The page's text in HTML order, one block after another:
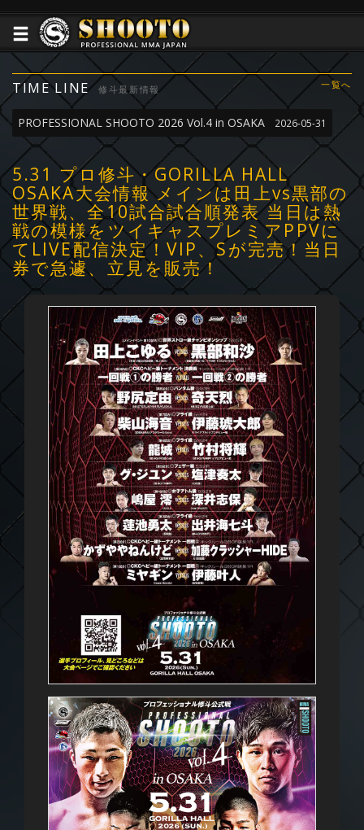
TIME LINE 修斗最新情報 一覧へ
PROFESSIONAL SHOOTO 2026 Vol.4 in OSAKA 2026-05-31
5.31 プロ修斗・GORILLA HALL
OSAKA大会情報 メインは田上vs黒部の
世界戦、全10試合試合順発表 当日は熱
戦の模様をツイキャスプレミアPPVに
てLIVE配信決定！VIP、Sが完売！当日
券で急遽、立見を販売！